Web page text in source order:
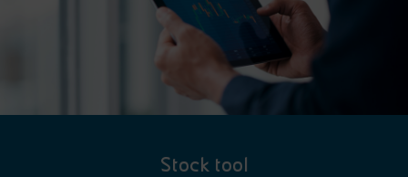
Stock tool